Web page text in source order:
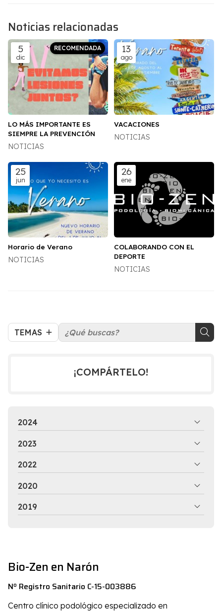
TEMAS
Noticias relacionadas
5
dic
LO MÁS IMPORTANTE ES
SIEMPRE LA PREVENCIÓN
NOTICIAS
13
ago
VACACIONES
NOTICIAS
25
jun
Horario de Verano
NOTICIAS
26
ene
COLABORANDO CON EL
DEPORTE
NOTICIAS
¡COMPÁRTELO!
2024
2023
2022
2020
2019
Bio-Zen en Narón
Nº Registro Sanitario C-15-003886
Centro clínico podológico especializado en